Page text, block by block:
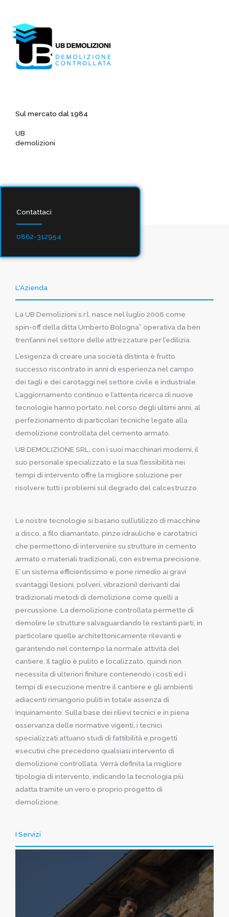
contenuto
Sul mercato dal 1984
UB
demolizioni
Contattaci
0862-312954
L'Azienda
La UB Demolizioni s.r.l. nasce nel luglio 2006 come
spin-off della ditta Umberto Bologna” operativa da ben
trent’anni nel settore delle attrezzature per l’edilizia.
L’esigenza di creare una società distinta è frutto
successo riscontrato in anni di esperienza nel campo
dei tagli e dei carotaggi nel settore civile e industriale.
L’aggiornamento continuo e l’attenta ricerca di nuove
tecnologie hanno portato, nel corso degli ultimi anni, al
perfezionamento di particolari tecniche legate alla
demolizione controllata del cemento armato.
UB DEMOLIZIONE SRL, con i suoi macchinari moderni, il
suo personale specializzato e la sua flessibilità nei
tempi di intervento offre la migliore soluzione per
risolvere tutti i problemi sul degrado del calcestruzzo.
Le nostre tecnologie si basano sull’utilizzo di macchine
a disco, a filo diamantato, pinze idrauliche e carotatrici
che permettono di intervenire su strutture in cemento
armato o materiali tradizionali, con estrema precisione.
E’ un sistema efficientissimo e pone rimedio ai gravi
svantaggi (lesioni, polveri, vibrazioni) derivanti dai
tradizionali metodi di demolizione come quelli a
percussione. La demolizione controllata permette di
demolire le strutture salvaguardando le restanti parti, in
particolare quelle architettonicamente rilevanti e
garantendo nel contempo la normale attività del
cantiere. Il taglio è pulito e localizzato, quindi non
necessita di ulteriori finiture contenendo i costi ed i
tempi di esecuzione mentre il cantiere e gli ambienti
adiacenti rimangono puliti in totale assenza di
inquinamento. Sulla base dei rilievi tecnici e in piena
osservanza delle normative vigenti, i tecnici
specializzati attuano studi di fattibilità e progetti
esecutivi che precedono qualsiasi intervento di
demolizione controllata. Verrà definita la migliore
tipologia di intervento, indicando la tecnologia più
adatta tramite un vero e proprio progetto di
demolizione.
I Servizi
La demolizione controllata, prevede